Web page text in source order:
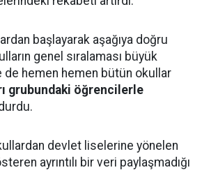
başlayarak aşağıya doğru
genel sıralaması büyük
hemen hemen bütün okullar
grubundaki öğrencilerle
devlet liselerine yönelen
ayrıntılı bir veri paylaşmadığı